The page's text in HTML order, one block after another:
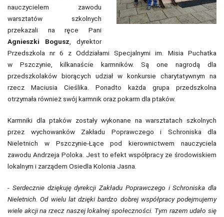
nauczycielem zawodu
warsztatów szkolnych
przekazali na ręce Pani
Agnieszki Bogusz , dyrektor
Przedszkola nr 6 z Oddziałami Specjalnymi im. Misia Puchatka
w Pszczynie, kilkanaście karmników. Są one nagrodą dla
przedszkolaków biorących udział w konkursie charytatywnym na
rzecz Maciusia Cieślika. Ponadto każda grupa przedszkolna
otrzymała również swój karmnik oraz pokarm dla ptaków.
Karmniki dla ptaków zostały wykonane na warsztatach szkolnych
przez wychowanków Zakładu Poprawczego i Schroniska dla
Nieletnich w Pszczynie-Łące pod kierownictwem nauczyciela
zawodu Andrzeja Poloka. Jest to efekt współpracy ze środowiskiem
lokalnym i zarządem Osiedla Kolonia Jasna.
- Serdecznie dziękuję dyrekcji Zakładu Poprawczego i Schroniska dla
Nieletnich. Od wielu lat dzięki bardzo dobrej współpracy podejmujemy
wiele akcji na rzecz naszej lokalnej społeczności. Tym razem udało się